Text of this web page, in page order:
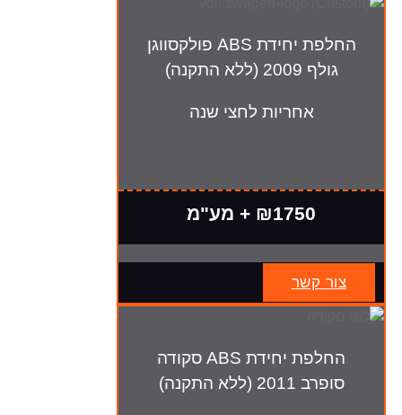
החלפת יחידת ABS פולקסווגן
גולף 2009 (ללא התקנה)
אחריות לחצי שנה
₪1750 + מע"מ
צור קשר
החלפת יחידת ABS סקודה
סופרב 2011 (ללא התקנה)